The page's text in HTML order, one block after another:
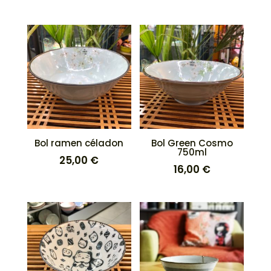
Bol ramen céladon
25,00 €
Bol Green Cosmo
750ml
16,00 €